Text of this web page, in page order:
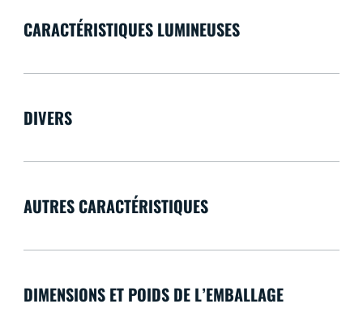
CARACTÉRISTIQUES LUMINEUSES
DIVERS
AUTRES CARACTÉRISTIQUES
DIMENSIONS ET POIDS DE L’EMBALLAGE